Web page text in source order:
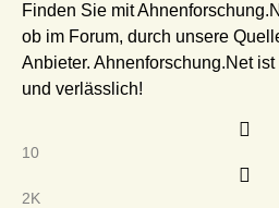
Finden Sie mit
ob im Forum, durch unsere
Anbieter. Ahnenforschung.Net
und verlässlich!
10
2K